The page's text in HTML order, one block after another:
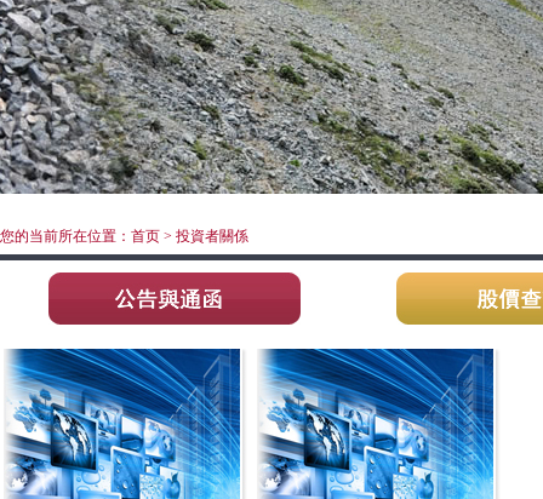
您的当前所在位置：首页 > 投資者關係